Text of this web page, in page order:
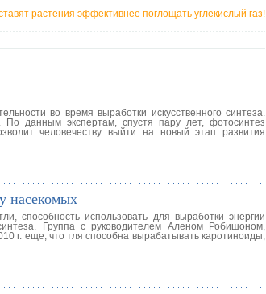
растения эффективнее поглощать углекислый газ!
во время выработки искусственного синтеза.
данным экспертам, спустя пару лет, фотосинтез
человечеству выйти на новый этап развития
насекомых
способность использовать для выработки энергии
Группа с руководителем Аленом Робишоном,
г. еще, что тля способна вырабатывать каротиноиды,